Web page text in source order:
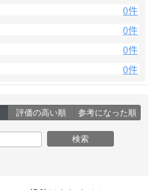
0件
0件
0件
0件
評価の高い順 参考になった順
検索